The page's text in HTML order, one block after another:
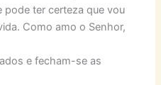
ter certeza que vou
Como amo o Senhor,
e fecham-se as